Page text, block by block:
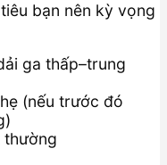
bạn nên kỳ vọng
ga thấp–trung
(nếu trước đó
thường